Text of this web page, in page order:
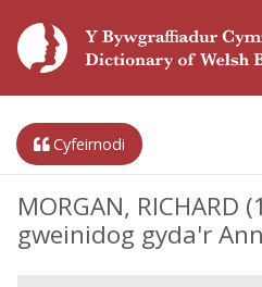
Cyfeirnodi
MORGAN, RICHARD
gweinidog gyda'r